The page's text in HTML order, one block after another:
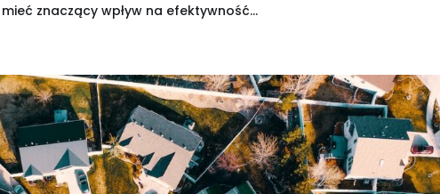
znaczący wpływ na efektywność...